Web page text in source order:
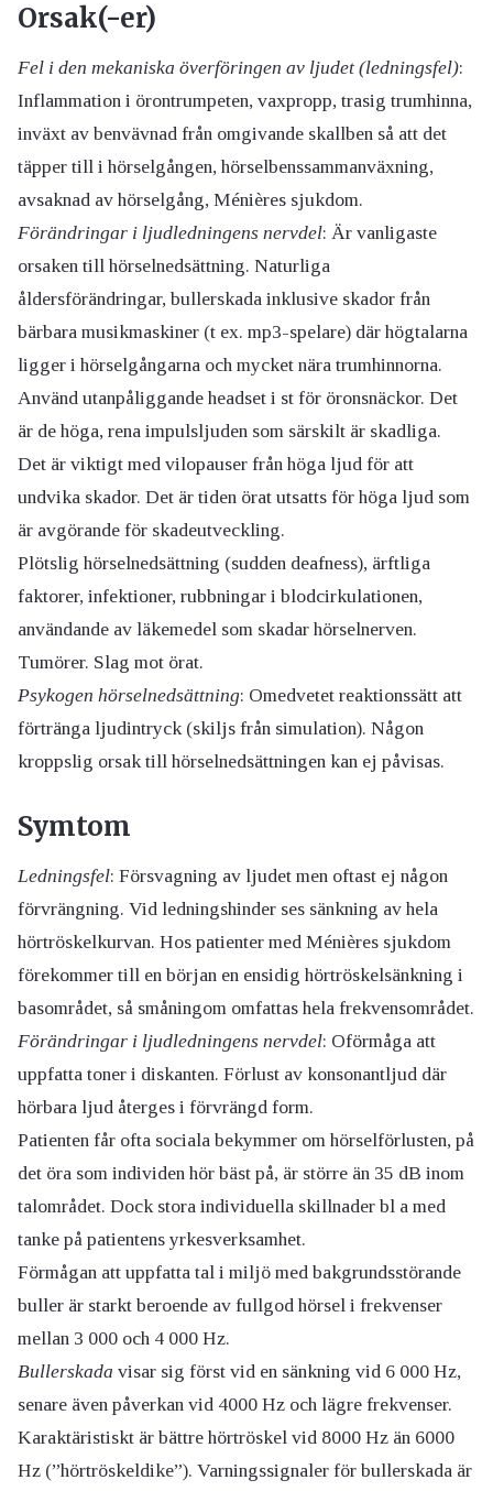
Orsak(-er)
Fel i den mekaniska överföringen av ljudet (ledningsfel):
Inflammation i örontrumpeten, vaxpropp, trasig trumhinna,
inväxt av benvävnad från omgivande skallben så att det
täpper till i hörselgången, hörselbenssammanväxning,
avsaknad av hörselgång, Ménières sjukdom.
Förändringar i ljudledningens nervdel: Är vanligaste
orsaken till hörselnedsättning. Naturliga
åldersförändringar, bullerskada inklusive skador från
bärbara musikmaskiner (t ex. mp3-spelare) där högtalarna
ligger i hörselgångarna och mycket nära trumhinnorna.
Använd utanpåliggande headset i st för öronsnäckor. Det
är de höga, rena impulsljuden som särskilt är skadliga.
Det är viktigt med vilopauser från höga ljud för att
undvika skador. Det är tiden örat utsatts för höga ljud som
är avgörande för skadeutveckling.
Plötslig hörselnedsättning (sudden deafness), ärftliga
faktorer, infektioner, rubbningar i blodcirkulationen,
användande av läkemedel som skadar hörselnerven.
Tumörer. Slag mot örat.
Psykogen hörselnedsättning: Omedvetet reaktionssätt att
förtränga ljudintryck (skiljs från simulation). Någon
kroppslig orsak till hörselnedsättningen kan ej påvisas.
Symtom
Ledningsfel: Försvagning av ljudet men oftast ej någon
förvrängning. Vid ledningshinder ses sänkning av hela
hörtröskelkurvan. Hos patienter med Ménières sjukdom
förekommer till en början en ensidig hörtröskelsänkning i
basområdet, så småningom omfattas hela frekvensområdet.
Förändringar i ljudledningens nervdel: Oförmåga att
uppfatta toner i diskanten. Förlust av konsonantljud där
hörbara ljud återges i förvrängd form.
Patienten får ofta sociala bekymmer om hörselförlusten, på
det öra som individen hör bäst på, är större än 35 dB inom
talområdet. Dock stora individuella skillnader bl a med
tanke på patientens yrkesverksamhet.
Förmågan att uppfatta tal i miljö med bakgrundsstörande
buller är starkt beroende av fullgod hörsel i frekvenser
mellan 3 000 och 4 000 Hz.
Bullerskada visar sig först vid en sänkning vid 6 000 Hz,
senare även påverkan vid 4000 Hz och lägre frekvenser.
Karaktäristiskt är bättre hörtröskel vid 8000 Hz än 6000
Hz (”hörtröskeldike”). Varningssignaler för bullerskada är